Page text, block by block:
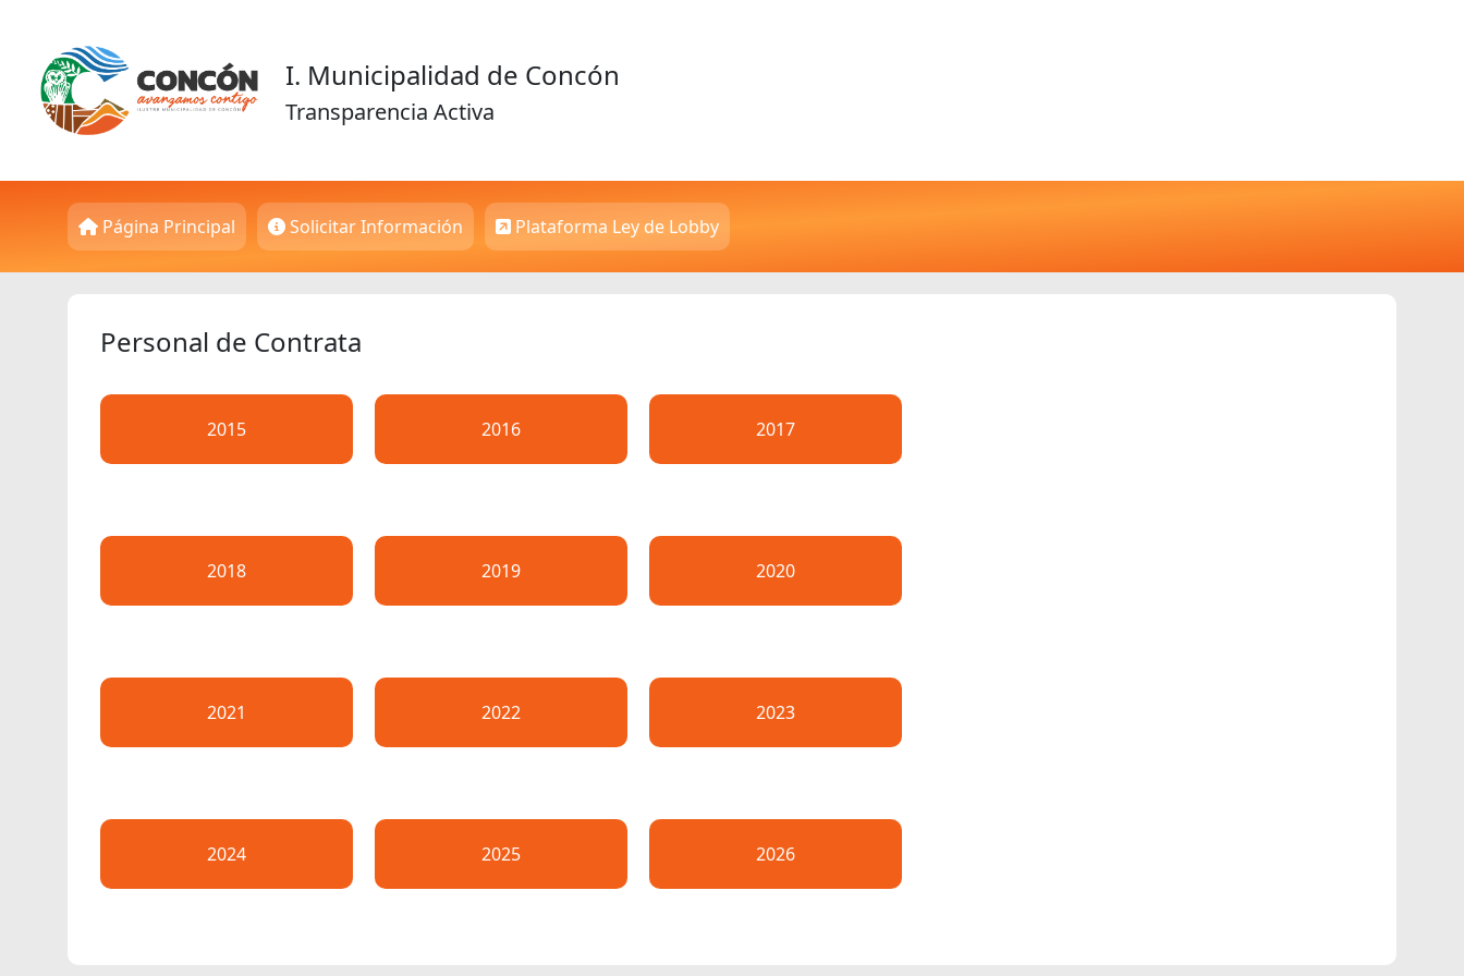
I. Municipalidad de Concón
Transparencia Activa
Página Principal Solicitar Información Plataforma Ley de Lobby
Personal de Contrata
2015 2016 2017
2018 2019 2020
2021 2022 2023
2024 2025 2026